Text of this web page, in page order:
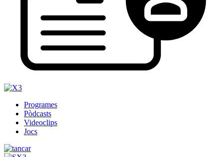
Programes
Pòdcasts
Videoclips
Jocs